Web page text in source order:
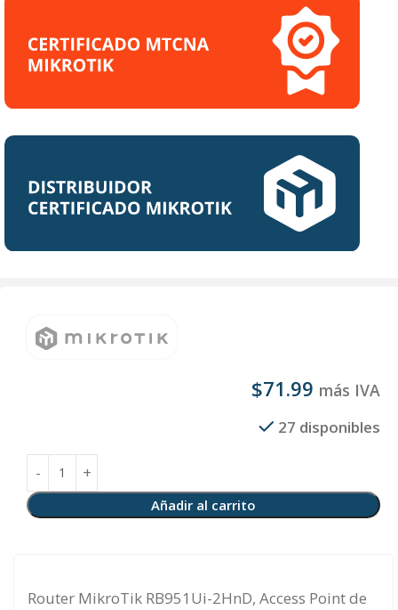
$71.99 más IVA
27 disponibles
Añadir al carrito
Router MikroTik RB951Ui-2HnD, Access Point de